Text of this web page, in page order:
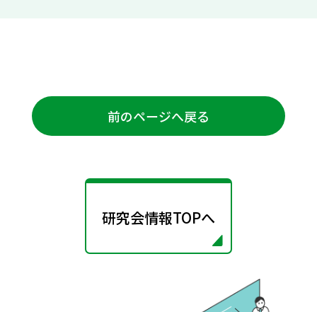
前のページへ戻る
研究会情報TOPへ